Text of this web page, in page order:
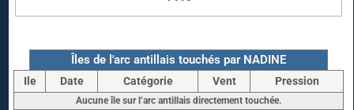
Îles de l'arc antillais touchés par NADINE
Ile Date Catégorie Vent Pression
Aucune île sur l’arc antillais directement touchée.